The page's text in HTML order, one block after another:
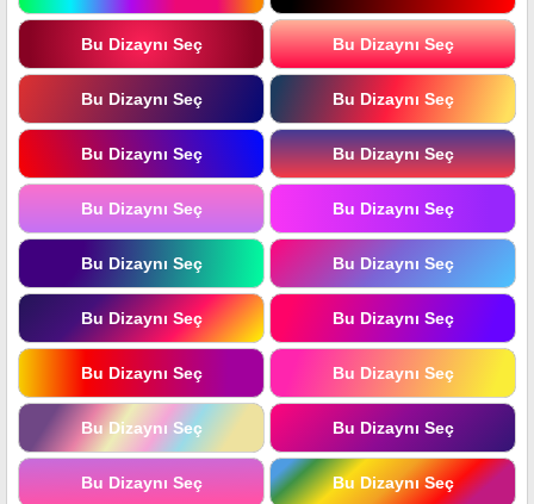
Bu Dizaynı Seç Bu Dizaynı Seç
Bu Dizaynı Seç Bu Dizaynı Seç
Bu Dizaynı Seç Bu Dizaynı Seç
Bu Dizaynı Seç Bu Dizaynı Seç
Bu Dizaynı Seç Bu Dizaynı Seç
Bu Dizaynı Seç Bu Dizaynı Seç
Bu Dizaynı Seç Bu Dizaynı Seç
Bu Dizaynı Seç Bu Dizaynı Seç
Bu Dizaynı Seç Bu Dizaynı Seç